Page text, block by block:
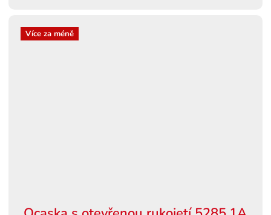
Více za méně